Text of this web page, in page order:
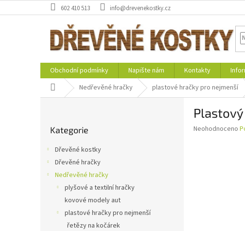
na
602 410 513 info@drevenekostky.cz
Obchodní podmínky Napište nám Kontakty
Domů Nedřevěné hračky plastové hračky pro nejmenší
kategorie
Kategorie
Dřevěné kostky
Dřevěné hračky
Nedřevěné hračky
plyšové a textilní hračky
kovové modely aut
plastové hračky pro nejmenší
řetězy na kočárek
Průměrné
Neohodnoceno